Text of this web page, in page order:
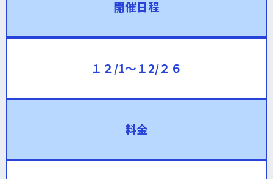
開催日程
１２/1～１2/２６
料金